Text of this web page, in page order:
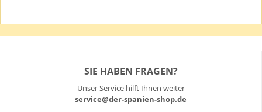
SIE HABEN FRAGEN?
Unser Service hilft Ihnen weiter
service@der-spanien-shop.de